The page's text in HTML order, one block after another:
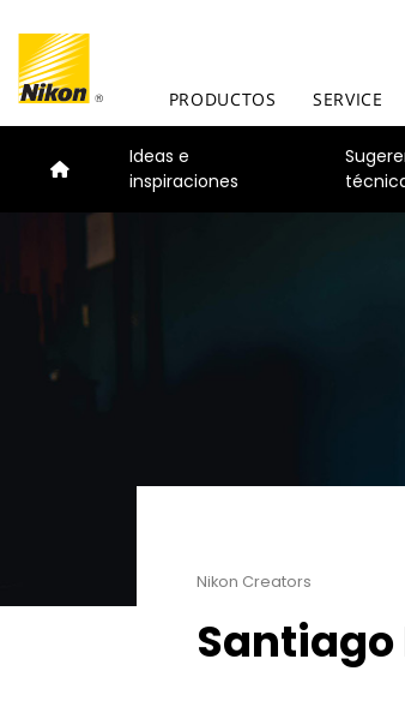
PRODUCTOS SERVICE
Ideas e
inspiraciones
Nikon Creators
Santiago